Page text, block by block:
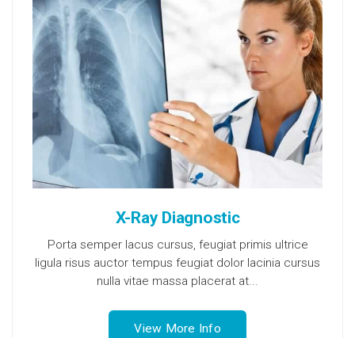
X-Ray Diagnostic
Porta semper lacus cursus, feugiat primis ultrice
ligula risus auctor tempus feugiat dolor lacinia cursus
nulla vitae massa placerat at...
View More Info